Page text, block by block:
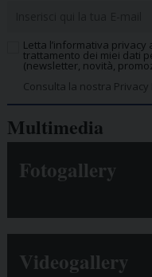
Letta l’informativa
trattamento dei miei dati
(newsletter, novità,
Consulta la nostra Privacy
Multimedia
Fotogallery
Videogallery